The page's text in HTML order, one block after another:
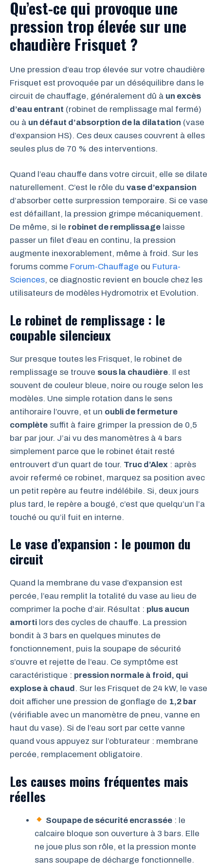
Qu’est-ce qui provoque une
pression trop élevée sur une
chaudière Frisquet ?
Une pression d’eau trop élevée sur votre chaudière
Frisquet est provoquée par un déséquilibre dans le
circuit de chauffage, généralement dû à un excès
d’eau entrant (robinet de remplissage mal fermé)
ou à un défaut d’absorption de la dilatation (vase
d’expansion HS). Ces deux causes couvrent à elles
seules plus de 70 % des interventions.
Quand l’eau chauffe dans votre circuit, elle se dilate
naturellement. C’est le rôle du vase d’expansion
d’absorber cette surpression temporaire. Si ce vase
est défaillant, la pression grimpe mécaniquement.
De même, si le robinet de remplissage laisse
passer un filet d’eau en continu, la pression
augmente inexorablement, même à froid. Sur les
forums comme Forum-Chauffage ou Futura-
Sciences, ce diagnostic revient en boucle chez les
utilisateurs de modèles Hydromotrix et Evolution.
Le robinet de remplissage : le
coupable silencieux
Sur presque toutes les Frisquet, le robinet de
remplissage se trouve sous la chaudière. Il est
souvent de couleur bleue, noire ou rouge selon les
modèles. Une simple rotation dans le sens
antihoraire l’ouvre, et un oubli de fermeture
complète suffit à faire grimper la pression de 0,5
bar par jour. J’ai vu des manomètres à 4 bars
simplement parce que le robinet était resté
entrouvert d’un quart de tour. Truc d’Alex : après
avoir refermé ce robinet, marquez sa position avec
un petit repère au feutre indélébile. Si, deux jours
plus tard, le repère a bougé, c’est que quelqu’un l’a
touché ou qu’il fuit en interne.
Le vase d’expansion : le poumon du
circuit
Quand la membrane du vase d’expansion est
percée, l’eau remplit la totalité du vase au lieu de
comprimer la poche d’air. Résultat : plus aucun
amorti lors des cycles de chauffe. La pression
bondit à 3 bars en quelques minutes de
fonctionnement, puis la soupape de sécurité
s’ouvre et rejette de l’eau. Ce symptôme est
caractéristique : pression normale à froid, qui
explose à chaud. Sur les Frisquet de 24 kW, le vase
doit afficher une pression de gonflage de 1,2 bar
(vérifiable avec un manomètre de pneu, vanne en
haut du vase). Si de l’eau sort par cette vanne
quand vous appuyez sur l’obturateur : membrane
percée, remplacement obligatoire.
Les causes moins fréquentes mais
réelles
Soupape de sécurité encrassée : le
calcaire bloque son ouverture à 3 bars. Elle
ne joue plus son rôle, et la pression monte
sans soupape de décharge fonctionnelle.